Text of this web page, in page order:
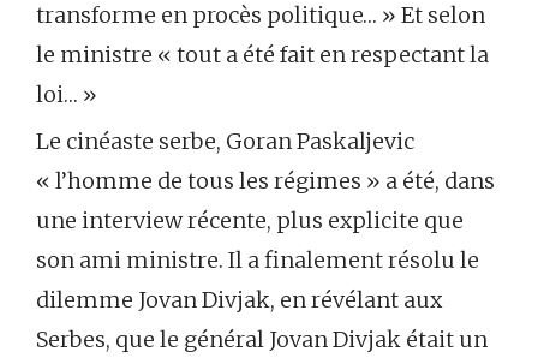
transforme en procès politique… » Et selon
le ministre « tout a été fait en respectant la
loi… »
Le cinéaste serbe, Goran Paskaljevic
« l’homme de tous les régimes » a été, dans
une interview récente, plus explicite que
son ami ministre. Il a finalement résolu le
dilemme Jovan Divjak, en révélant aux
Serbes, que le général Jovan Divjak était un